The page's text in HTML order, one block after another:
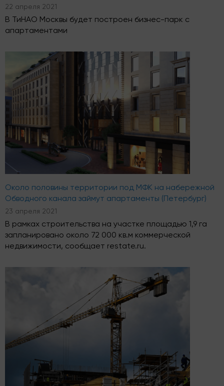
22 апреля 2021
В ТиНАО Москвы будет построен бизнес-парк с
апартаментами
Около половины территории под МФК на набережной
Обводного канала займут апартаменты (Петербург)
23 апреля 2021
В рамках строительства на участке площадью 1,9 га
запланировано около 72 000 кв.м коммерческой
недвижимости, сообщает restate.ru.